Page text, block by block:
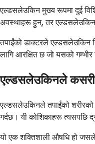
एल्डसलेउकिन मुख्य रूपमा दुई
अवस्थाहरू हुन्, तर एल्डसलेउकिनले
तपाईंको डाक्टरले एल्डसलेउकिन
लागि आरक्षित छ जो यसको
एल्डसलेउकिनले कसरी
एल्डसलेउकिनले तपाईंको शरीरको
गर्दछ। यी कोशिकाहरू त्यसपछि
यो एक शक्तिशाली औषधि हो जसले